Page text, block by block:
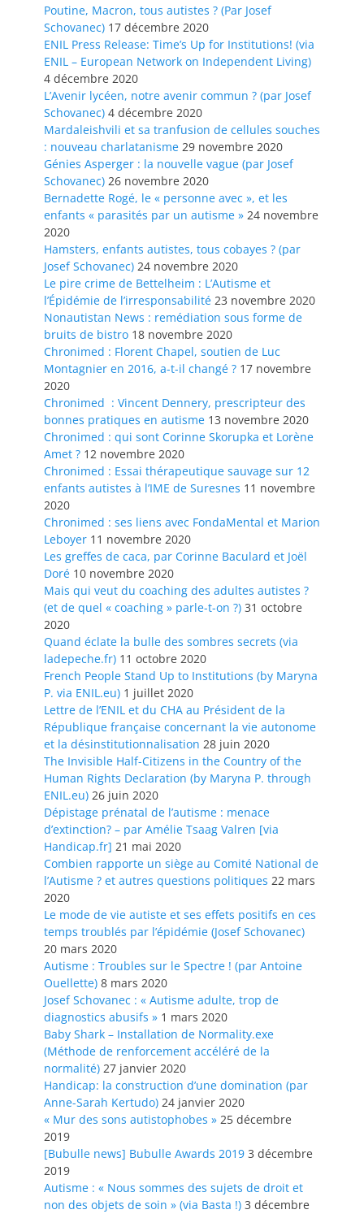
Poutine, Macron, tous autistes ? (Par Josef
Schovanec) 17 décembre 2020
ENIL Press Release: Time’s Up for Institutions! (via
ENIL – European Network on Independent Living)
4 décembre 2020
L’Avenir lycéen, notre avenir commun ? (par Josef
Schovanec) 4 décembre 2020
Mardaleishvili et sa tranfusion de cellules souches
: nouveau charlatanisme 29 novembre 2020
Génies Asperger : la nouvelle vague (par Josef
Schovanec) 26 novembre 2020
Bernadette Rogé, le « personne avec », et les
enfants « parasités par un autisme » 24 novembre
2020
Hamsters, enfants autistes, tous cobayes ? (par
Josef Schovanec) 24 novembre 2020
Le pire crime de Bettelheim : L’Autisme et
l’Épidémie de l’irresponsabilité 23 novembre 2020
Nonautistan News : remédiation sous forme de
bruits de bistro 18 novembre 2020
Chronimed : Florent Chapel, soutien de Luc
Montagnier en 2016, a-t-il changé ? 17 novembre
2020
Chronimed : Vincent Dennery, prescripteur des
bonnes pratiques en autisme 13 novembre 2020
Chronimed : qui sont Corinne Skorupka et Lorène
Amet ? 12 novembre 2020
Chronimed : Essai thérapeutique sauvage sur 12
enfants autistes à l’IME de Suresnes 11 novembre
2020
Chronimed : ses liens avec FondaMental et Marion
Leboyer 11 novembre 2020
Les greffes de caca, par Corinne Baculard et Joël
Doré 10 novembre 2020
Mais qui veut du coaching des adultes autistes ?
(et de quel « coaching » parle-t-on ?) 31 octobre
2020
Quand éclate la bulle des sombres secrets (via
ladepeche.fr) 11 octobre 2020
French People Stand Up to Institutions (by Maryna
P. via ENIL.eu) 1 juillet 2020
Lettre de l’ENIL et du CHA au Président de la
République française concernant la vie autonome
et la désinstitutionnalisation 28 juin 2020
The Invisible Half-Citizens in the Country of the
Human Rights Declaration (by Maryna P. through
ENIL.eu) 26 juin 2020
Dépistage prénatal de l’autisme : menace
d’extinction? – par Amélie Tsaag Valren [via
Handicap.fr] 21 mai 2020
Combien rapporte un siège au Comité National de
l’Autisme ? et autres questions politiques 22 mars
2020
Le mode de vie autiste et ses effets positifs en ces
temps troublés par l’épidémie (Josef Schovanec)
20 mars 2020
Autisme : Troubles sur le Spectre ! (par Antoine
Ouellette) 8 mars 2020
Josef Schovanec : « Autisme adulte, trop de
diagnostics abusifs » 1 mars 2020
Baby Shark – Installation de Normality.exe
(Méthode de renforcement accéléré de la
normalité) 27 janvier 2020
Handicap: la construction d’une domination (par
Anne-Sarah Kertudo) 24 janvier 2020
« Mur des sons autistophobes » 25 décembre
2019
[Bubulle news] Bubulle Awards 2019 3 décembre
2019
Autisme : « Nous sommes des sujets de droit et
non des objets de soin » (via Basta !) 3 décembre